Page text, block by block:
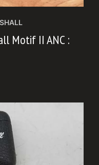
Motif II ANC :